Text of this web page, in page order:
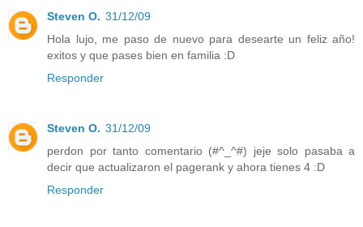
Steven O. 31/12/09
Hola lujo, me paso de nuevo para desearte un feliz año!
exitos y que pases bien en familia :D
Responder
Steven O. 31/12/09
perdon por tanto comentario (#^_^#) jeje solo pasaba a
decir que actualizaron el pagerank y ahora tienes 4 :D
Responder